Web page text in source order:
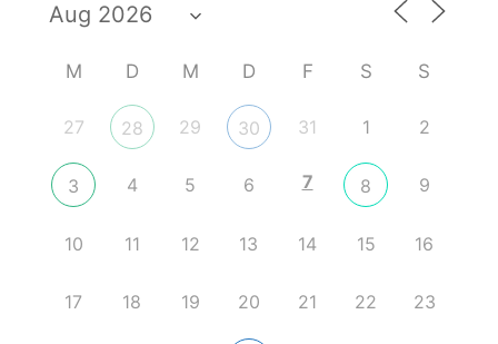
M D M D F S S
27 28 29 30 31 1 2
3 4 5 6 7 8 9
10 11 12 13 14 15 16
17 18 19 20 21 22 23